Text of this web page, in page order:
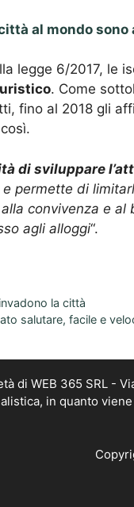
al mondo
legge 6/2017, le
. Come
fino al 2018 gli
di sviluppare
e permette di
convivenza e
agli alloggi“.
la città
salutare, facile e
di WEB 365 SRL -
in quanto